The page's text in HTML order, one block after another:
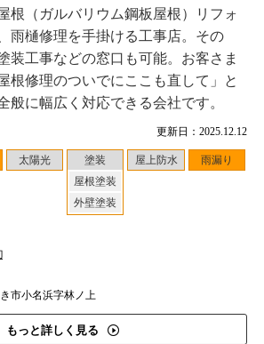
更新日：2025.12.12
太陽光
塗装
屋根塗装
外壁塗装
屋上防水 雨漏り
市小名浜字林ノ上
もっと詳しく見る
根（ガルバリウム鋼板屋根）リフォ
雨樋修理を手掛ける工事店。その
装工事などの窓口も可能。お客さま
根修理のついでにここも直して」と
般に幅広く対応できる会社です。